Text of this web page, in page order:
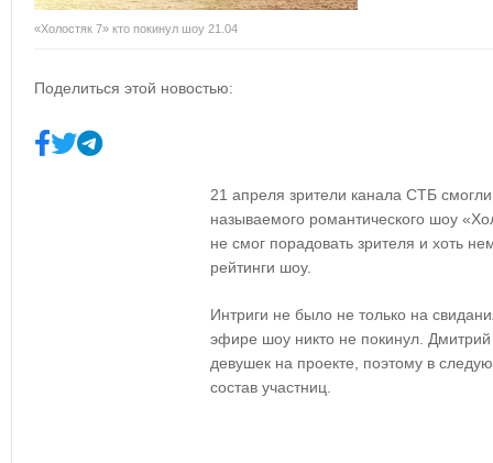
«Холостяк 7» кто покинул шоу 21.04
Поделиться этой новостью:
21 апреля зрители канала СТБ
называемого романтического шоу
не смог порадовать зрителя и хоть
рейтинги шоу.
Интриги не было не только на
эфире шоу никто не покинул.
девушек на проекте, поэтому в
состав участниц.